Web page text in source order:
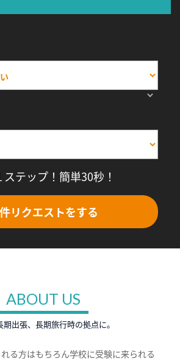
ステップ！簡単30秒！
リクエストをする
ABOUT US
期出張、長期旅行時の拠点に。
る方はもちろん学校に受験に来られる